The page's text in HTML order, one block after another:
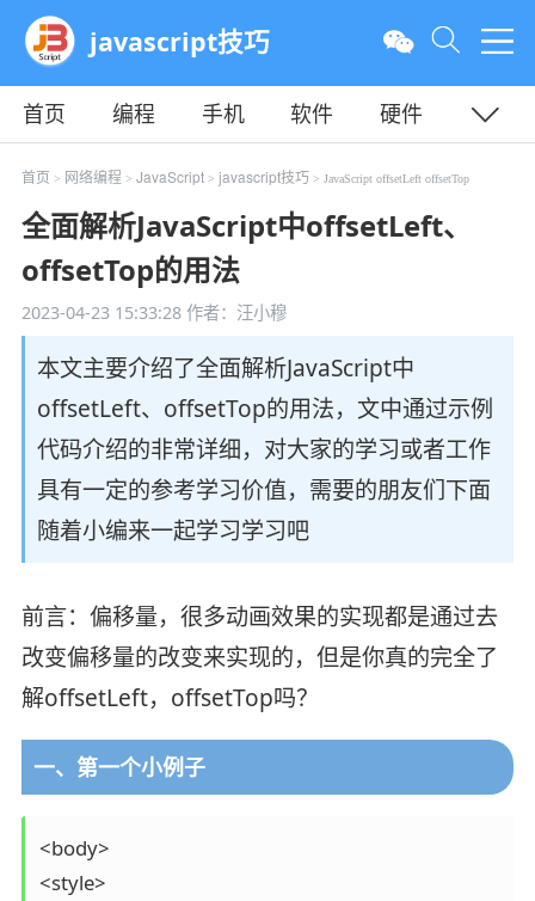
javascript技巧
首页 编程 手机 软件
硬件
教程
平面 服务器
首页 > 网络编程 > JavaScript> javascript技巧 > JavaScript offsetLeft offsetTop
全面解析JavaScript中offsetLeft、
offsetTop的用法
2023-04-23 15:33:28作者：汪小穆
本文主要介绍了全面解析JavaScript中
offsetLeft、offsetTop的用法，文中通过示例
代码介绍的非常详细，对大家的学习或者工作
具有一定的参考学习价值，需要的朋友们下面
随着小编来一起学习学习吧
前言：偏移量，很多动画效果的实现都是通过去
改变偏移量的改变来实现的，但是你真的完全了
解offsetLeft，offsetTop吗？
一、第一个小例子
<body>
<style>